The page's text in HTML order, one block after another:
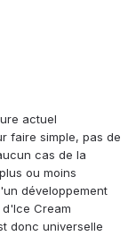
actuel
faire simple, pas de
cas de la
ou moins
développement
Cream
donc universelle